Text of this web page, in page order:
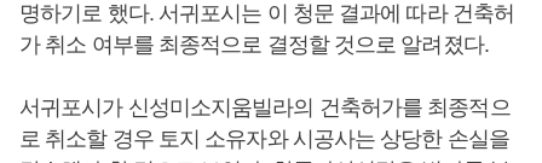
명하기로 했다. 서귀포시는 이 청문 결과에 따라 건축허
가 취소 여부를 최종적으로 결정할 것으로 알려졌다.
서귀포시가 신성미소지움빌라의 건축허가를 최종적으
로 취소할 경우 토지 소유자와 시공사는 상당한 손실을